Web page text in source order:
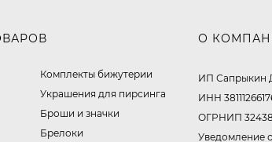
Комплекты бижутерии
Украшения для пирсинга
Броши и значки
Брелоки
О
ИП Сапрыкин
ИНН
ОГРНИП
Уведомление